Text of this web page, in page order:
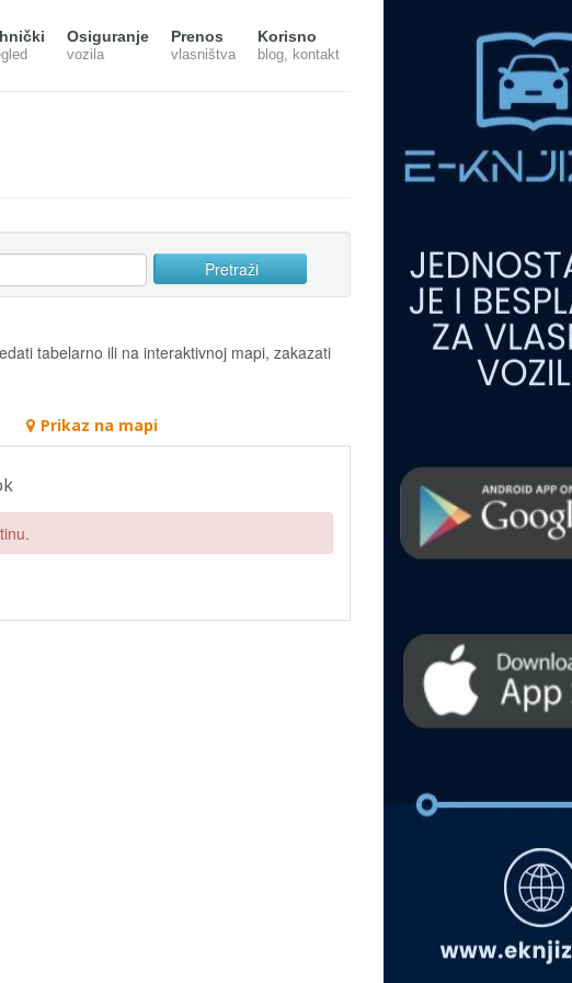
Osiguranje
vozila
Prenos
vlasništva
Korisno
blog, kontakt
tabelarno ili na interaktivnoj mapi, zakazati
Prikaz na mapi